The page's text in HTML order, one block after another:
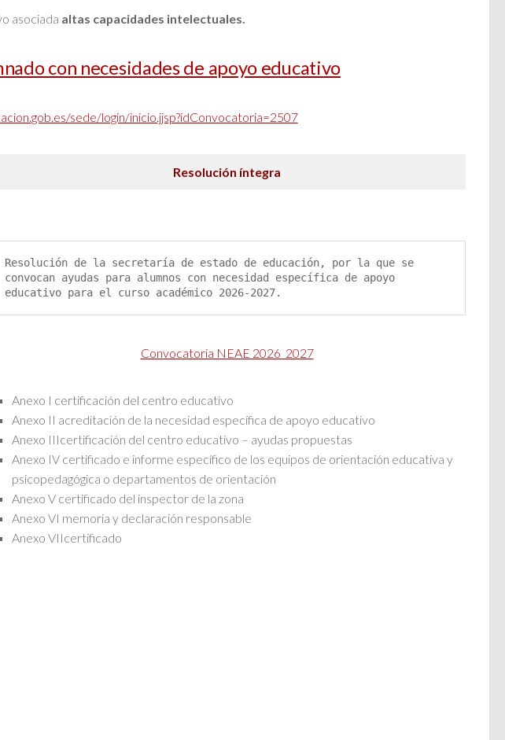
asociada altas capacidades intelectuales.
con necesidades de apoyo educativo
sede/login/inicio.jjsp?idConvocatoria=2507
Resolución íntegra
Resolución de la secretaría de estado de educación, por la que se
convocan ayudas para alumnos con necesidad específica de apoyo
educativo para el curso académico 2026-2027.
Convocatoria NEAE 2026_2027
Anexo I certificación del centro educativo
Anexo II acreditación de la necesidad específica de apoyo educativo
Anexo IIIcertificación del centro educativo – ayudas propuestas
Anexo IV certificado e informe específico de los equipos de orientación educativa y
psicopedagógica o departamentos de orientación
Anexo V certificado del inspector de la zona
Anexo VI memoria y declaración responsable
Anexo VIIcertificado